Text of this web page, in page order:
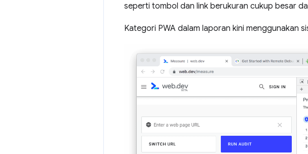
seperti tombol dan link berukuran cukup besar
Kategori PWA dalam laporan kini menggunakan